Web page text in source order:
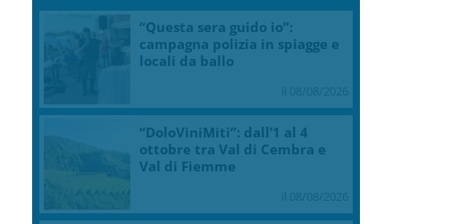
“Questa sera guido io”:
campagna polizia in spiagge e
locali da ballo
“DoloViniMiti”: dall’1 al 4
ottobre tra Val di Cembra e
Val di Fiemme